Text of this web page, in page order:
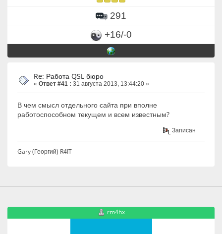
291
+16/-0
Re: Работа QSL бюро
« Ответ #41 : 31 августа 2013, 13:44:20 »
В чем смысл отдельного сайта при вполне
работоспособном текущем и всем известным?
Записан
Gary (Георгий) R4IT
rm4hx